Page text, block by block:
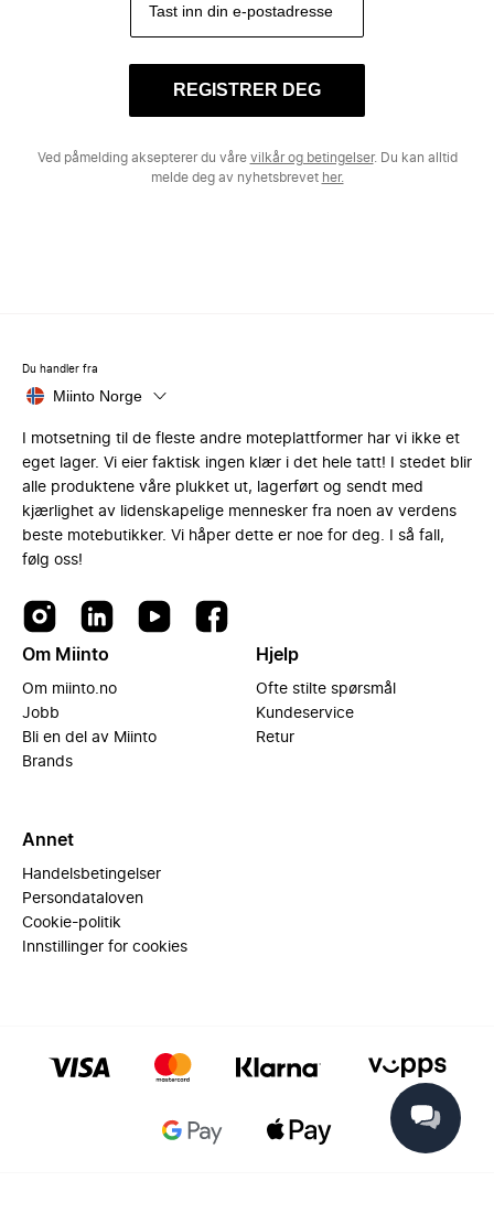
REGISTRER DEG
Ved påmelding aksepterer du våre vilkår og betingelser. Du kan alltid
melde deg av nyhetsbrevet her.
Du handler fra
Miinto Norge
I motsetning til de fleste andre moteplattformer har vi ikke et
eget lager. Vi eier faktisk ingen klær i det hele tatt! I stedet blir
alle produktene våre plukket ut, lagerført og sendt med
kjærlighet av lidenskapelige mennesker fra noen av verdens
beste motebutikker. Vi håper dette er noe for deg. I så fall,
følg oss!
Om Miinto
Om miinto.no
Jobb
Bli en del av Miinto
Brands
Hjelp
Ofte stilte spørsmål
Kundeservice
Retur
Annet
Handelsbetingelser
Persondataloven
Cookie-politik
Innstillinger for cookies